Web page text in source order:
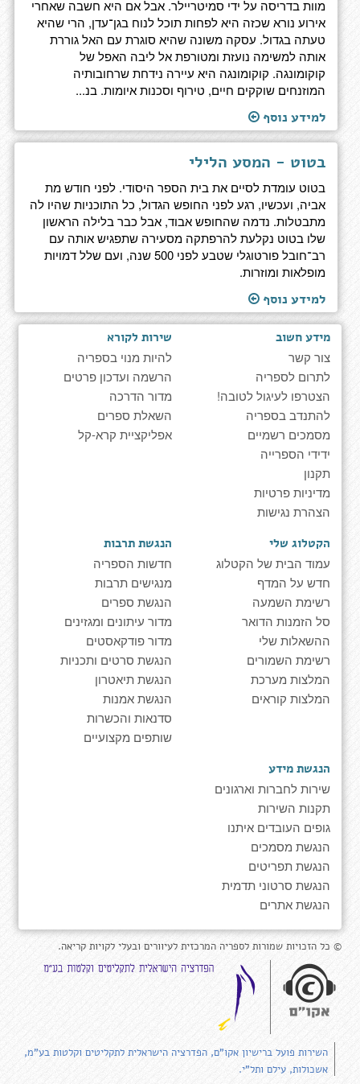
מוות בדריסה על ידי סמיטריילר. אבל אם היא חשבה שאחרי
אירוע נורא שכזה היא לפחות תוכל לנוח בגן־עדן, הרי שהיא
טעתה בגדול. עסקה משונה שהיא סוגרת עם האל גוררת
אותה למשימה נועזת ומטורפת אל ליבה האפל של
קוקומונגה. קוקומונגה היא עיירה נידחת שרחובותיה
המוזנחים שוקקים חיים, טירוף וסכנות איומות. בנ...
למידע נוסף
בטוט - המסע הלילי
בטוט עומדת לסיים את בית הספר היסודי. לפני חודש מת
אביה, ועכשיו, רגע לפני החופש הגדול, כל התוכניות שהיו לה
מתבטלות. נדמה שהחופש אבוד, אבל כבר בלילה הראשון
שלו בטוט נקלעת להרפתקה מסעירה שתפגיש אותה עם
רב־חובל פורטוגלי שטבע לפני 500 שנה, ועם שלל דמויות
מופלאות ומוזרות.
למידע נוסף
מידע חשוב
צור קשר
לתרום לספריה
הצטרפו לעיגול לטובה!
להתנדב בספריה
מסמכים רשמיים
ידידי הספרייה
תקנון
מדיניות פרטיות
הצהרת נגישות
שירות לקורא
להיות מנוי בספריה
הרשמה ועדכון פרטים
מדור הדרכה
השאלת ספרים
אפליקציית קרא-קל
הקטלוג שלי
עמוד הבית של הקטלוג
חדש על המדף
רשימת השמעה
סל הזמנות הדואר
ההשאלות שלי
רשימת השמורים
המלצות מערכת
המלצות קוראים
הנגשת תרבות
חדשות הספריה
מנגישים תרבות
הנגשת ספרים
מדור עיתונים ומגזינים
מדור פודקאסטים
הנגשת סרטים ותכניות
הנגשת תיאטרון
הנגשת אמנות
סדנאות והכשרות
שותפים מקצועיים
הנגשת מידע
שירות לחברות וארגונים
תקנות השירות
גופים העובדים איתנו
הנגשת מסמכים
הנגשת תפריטים
הנגשת סרטוני תדמית
הנגשת אתרים
© כל הזכויות שמורות לספריה המרכזית לעיוורים ובעלי לקויות קריאה.
השירות פועל ברישיון אקו"ם, הפדרציה הישראלית לתקליטים וקלטות בע"מ,
אשכולות, עילם ותל"י.